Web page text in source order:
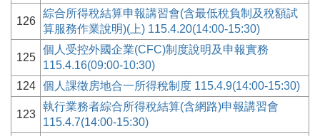
126
綜合所得稅結算申報講習會(含最低稅負制及稅額試
算服務作業說明)(上) 115.4.20(14:00-15:30)
125
個人受控外國企業(CFC)制度說明及申報實務
115.4.16(09:00-10:30)
124
個人課徵房地合一所得稅制度 115.4.9(14:00-15:30)
123
執行業務者綜合所得稅結算(含網路)申報講習會
115.4.7(14:00-15:30)